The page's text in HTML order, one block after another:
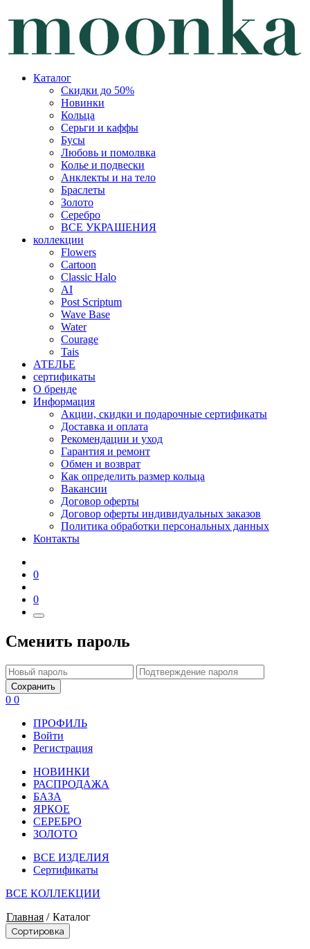
Каталог
Скидки до 50%
Новинки
Кольца
Серьги и каффы
Бусы
Любовь и помолвка
Колье и подвески
Анклекты и на тело
Браслеты
Золото
Серебро
ВСЕ УКРАШЕНИЯ
коллекции
Flowers
Cartoon
Classic Halo
AI
Post Scriptum
Wave Base
Water
Courage
Tais
АТЕЛЬЕ
сертификаты
О бренде
Информация
Акции, скидки и подарочные сертификаты
Доставка и оплата
Рекомендации и уход
Гарантия и ремонт
Обмен и возврат
Как определить размер кольца
Вакансии
Договор оферты
Договор оферты индивидуальных заказов
Политика обработки персональных данных
Контакты
0
0
Сменить пароль
Сохранить
0 0
ПРОФИЛЬ
Войти
Регистрация
НОВИНКИ
РАСПРОДАЖА
БАЗА
ЯРКОЕ
СЕРЕБРО
ЗОЛОТО
ВСЕ ИЗДЕЛИЯ
Сертификаты
ВСЕ КОЛЛЕКЦИИ
Главная / Каталог
Сортировка